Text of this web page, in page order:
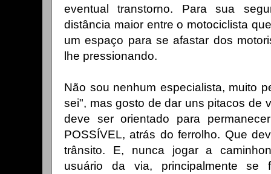
eventual transtorno. Para sua
distância maior entre o motociclista
um espaço para se afastar dos
lhe pressionando.
Não sou nenhum especialista, muito
sei", mas gosto de dar uns pitacos de
deve ser orientado para
POSSÍVEL, atrás do ferrolho. Que
trânsito. E, nunca jogar a
usuário da via, principalmente se